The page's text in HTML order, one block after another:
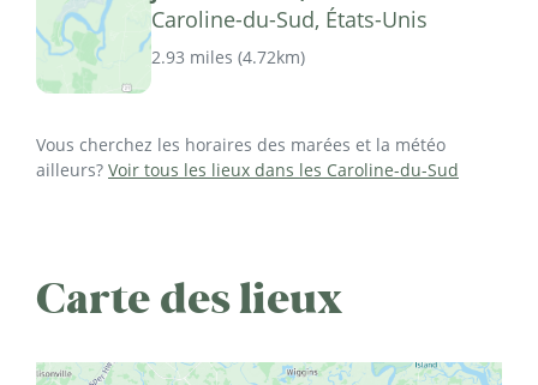
Caroline-du-Sud, États-Unis
2.93 miles (4.72km)
Vous cherchez les horaires des marées et la météo
ailleurs? Voir tous les lieux dans les Caroline-du-Sud
Carte des lieux